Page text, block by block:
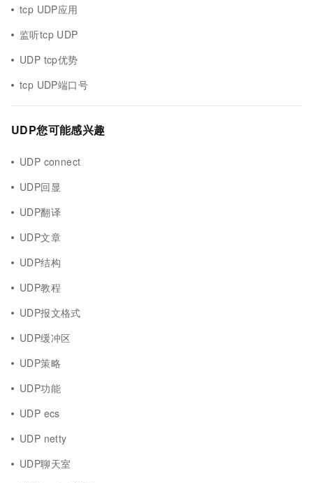
tcp UDP应用
监听tcp UDP
UDP tcp优势
tcp UDP端口号
UDP您可能感兴趣
UDP connect
UDP回显
UDP翻译
UDP文章
UDP结构
UDP教程
UDP报文格式
UDP缓冲区
UDP策略
UDP功能
UDP ecs
UDP netty
UDP聊天室